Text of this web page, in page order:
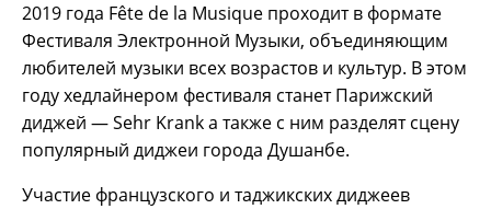
2019 года Fête de la Musique проходит в формате
Фестиваля Электронной Музыки, объединяющим
любителей музыки всех возрастов и культур. В этом
году хедлайнером фестиваля станет Парижский
диджей — Sehr Krank а также с ним разделят сцену
популярный диджеи города Душанбе.
Участие французского и таджикских диджеев